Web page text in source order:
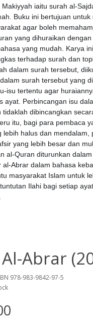
iaitu surah al-
Buku ini bertujuan
agar boleh
yang dihuraikan
yang mudah. Karya
terhadap surah dan
dalam surah tersebut,
surah tersebut yang
isu tertentu agar
ayat. Perbincangan isu
tidaklah dibincangkan
itu, bagi para pembaca
lebih halus dan mendalam,
yang lebih besar dan
al-Quran diturunkan dalam
al-Abrar dalam bahasa
masyarakat Islam untuk
Ilahi bagi setiap
Abrar
978-983-9842-97-5